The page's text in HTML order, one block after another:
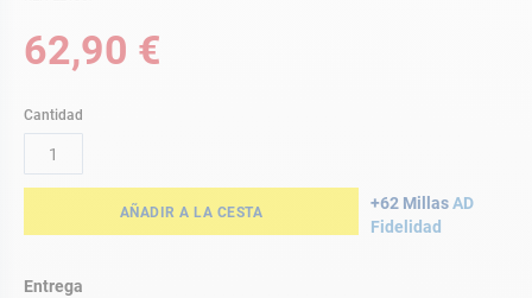
62,90 €
Cantidad
AÑADIR A LA CESTA +62 MillasAD
Fidelidad
Entrega
galería
de